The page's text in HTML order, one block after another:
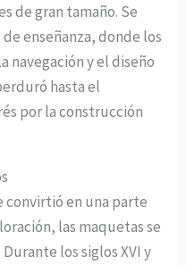
de gran tamaño. Se
enseñanza, donde los
navegación y el diseño
hasta el
por la construcción
convirtió en una parte
las maquetas se
los siglos XVI y